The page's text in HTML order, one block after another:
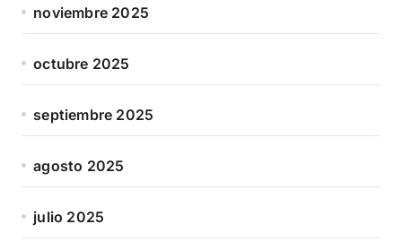
noviembre 2025
octubre 2025
septiembre 2025
agosto 2025
julio 2025